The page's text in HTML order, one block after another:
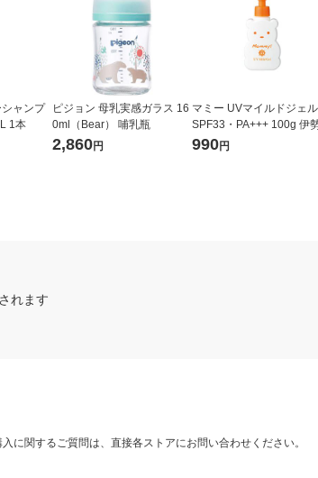
ャンプ
1本
ピジョン 母乳実感ガラス 16
0ml（Bear） 哺乳瓶
2,860円
マミー UVマイルドジェ
SPF33・PA+++ 100g 伊
990円
れます
に関するご質問は、直接各ストアにお問い合わせください。